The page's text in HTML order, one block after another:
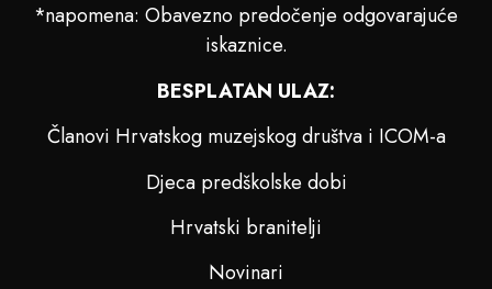
*napomena: Obavezno predočenje odgovarajuće
iskaznice.
BESPLATAN ULAZ:
Članovi Hrvatskog muzejskog društva i ICOM-a
Djeca predškolske dobi
Hrvatski branitelji
Novinari